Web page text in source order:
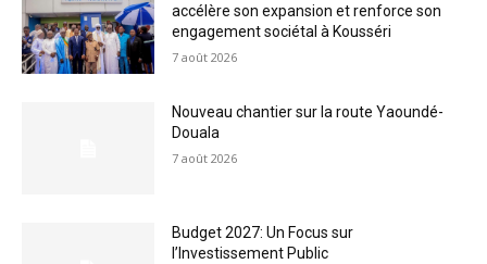
accélère son expansion et renforce son
engagement sociétal à Kousséri
7 août 2026
Nouveau chantier sur la route Yaoundé-
Douala
7 août 2026
Budget 2027: Un Focus sur
l’Investissement Public